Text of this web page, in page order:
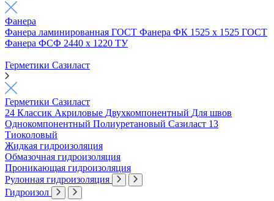
Фанера
Фанера ламинированная ГОСТ Фанера ФК 1525 х 1525 ГОСТ
Фанера ФСФ 2440 х 1220 ТУ
Герметики Сазиласт
Герметики Сазиласт
24 Классик Акриловые Двухкомпонентный Для швов
Однокомпонентный Полиуретановый Сазиласт 13
Тиоколовый
Жидкая гидроизоляция
Обмазочная гидроизоляция
Проникающая гидроизоляция
Рулонная гидроизоляция
Гидроизол